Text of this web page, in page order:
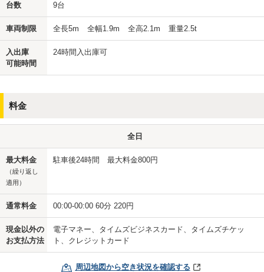
台数 9台
車両制限 全長5m 全幅1.9m 全高2.1m 重量2.5t
入出庫
可能時間
24時間入出庫可
料金
全日
最大料金
（繰り返し
適用）
駐車後24時間 最大料金800円
通常料金 00:00-00:00 60分 220円
現金以外の
お支払方法
電子マネー、タイムズビジネスカード、タイムズチケッ
ト、クレジットカード
周辺地図から空き状況を確認する